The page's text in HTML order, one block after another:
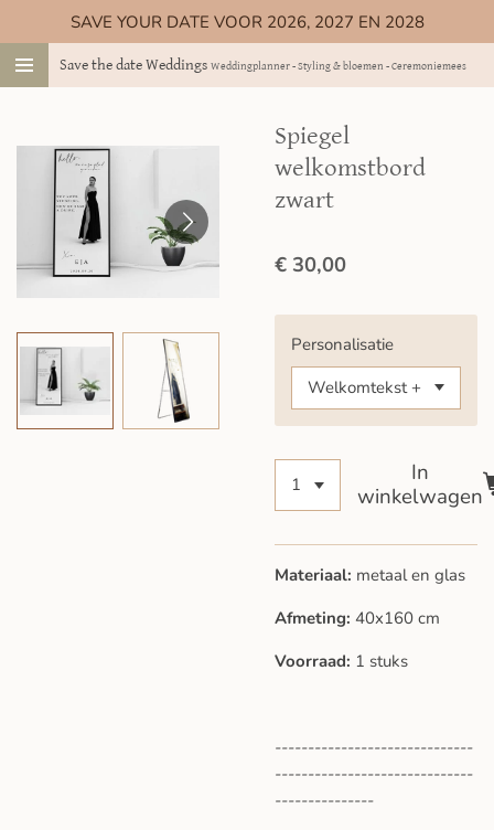
direct
naar
Save the date Weddings Weddingplanner - Styling & bloemen - Ceremoniemeester
SAVE YOUR DATE VOOR 2026, 2027 EN 2028
Spiegel
welkomstbord
zwart
€ 30,00
Personalisatie
In
winkelwagen
Materiaal: metaal en glas
Afmeting: 40x160 cm
Voorraad: 1 stuks
------------------------------
------------------------------
---------------